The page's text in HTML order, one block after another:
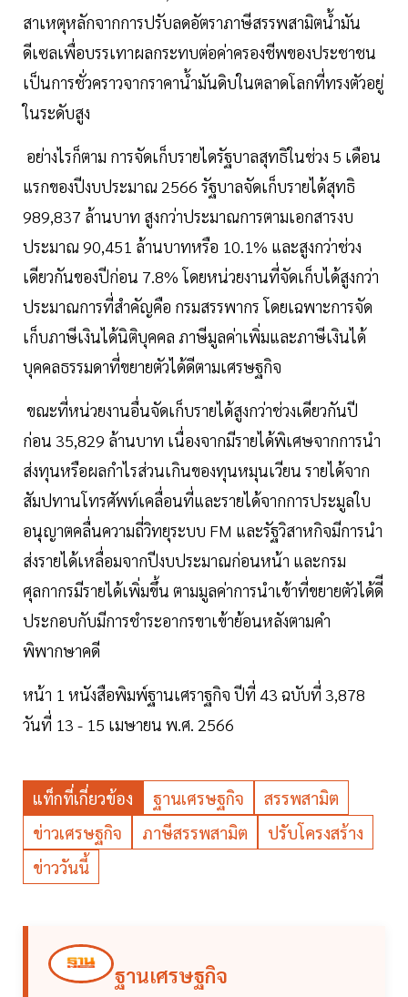
สาเหตุหลักจากการปรับลดอัตราภาษีสรรพสามิตน้ำมัน
ดีเซลเพื่อบรรเทาผลกระทบต่อค่าครองชีพของประชาชน
เป็นการชั่วคราวจากราคาน้ำมันดิบในตลาดโลกที่ทรงตัวอยู่
ในระดับสูง
อย่างไรก็ตาม การจัดเก็บรายไดรัฐบาลสุทธิในช่วง 5 เดือน
แรกของปีงบประมาณ 2566 รัฐบาลจัดเก็บรายได้สุทธิ
989,837 ล้านบาท สูงกว่าประมาณการตามเอกสารงบ
ประมาณ 90,451 ล้านบาทหรือ 10.1% และสูงกว่าช่วง
เดียวกันของปีก่อน 7.8% โดยหน่วยงานที่จัดเก็บได้สูงกว่า
ประมาณการที่สำคัญคือ กรมสรรพากร โดยเฉพาะการจัด
เก็บภาษีเงินได้นิติบุคคล ภาษีมูลค่าเพิ่มและภาษีเงินได้
บุคคลธรรมดาที่ขยายตัวได้ดีตามเศรษฐกิจ
ขณะที่หน่วยงานอื่นจัดเก็บรายได้สูงกว่าช่วงเดียวกันปี
ก่อน 35,829 ล้านบาท เนื่องจากมีรายได้พิเศษจากการนำ
ส่งทุนหรือผลกำไรส่วนเกินของทุนหมุนเวียน รายได้จาก
สัมปทานโทรศัพท์เคลื่อนที่และรายได้จากการประมูลใบ
อนุญาตคลื่นความถี่วิทยุระบบ FM และรัฐวิสาหกิจมีการนำ
ส่งรายได้เหลื่อมจากปีงบประมาณก่อนหน้า และกรม
ศุลกากรมีรายได้เพิ่มขึ้น ตามมูลค่าการนำเข้าที่ขยายตัวได้ดีี
ประกอบกับมีการชำระอากรขาเข้าย้อนหลังตามคำ
พิพากษาคดี
หน้า 1 หนังสือพิมพ์ฐานเศราฐกิจ ปีที่ 43 ฉบับที่ 3,878
วันที่ 13 - 15 เมษายน พ.ศ. 2566
แท็กที่เกี่ยวข้อง ฐานเศรษฐกิจ
สรรพสามิต
ข่าวเศรษฐกิจ
ภาษีสรรพสามิต
ปรับโครงสร้าง
ข่าววันนี้
ฐานเศรษฐกิจ